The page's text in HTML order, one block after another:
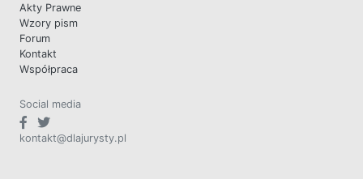
Akty Prawne
Wzory pism
Forum
Kontakt
Współpraca
Social media
kontakt@dlajurysty.pl